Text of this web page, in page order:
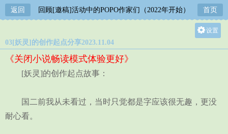
返回 回顾[邀稿]活动中的POPO作家们（2022年开始） 首页
设置
03[妖灵]的创作起点分享2023.11.04
《关闭小说畅读模式体验更好》
[妖灵]的创作起点故事：
国二前我从未看过，当时只觉都是字应该很无趣，更没
耐心看。